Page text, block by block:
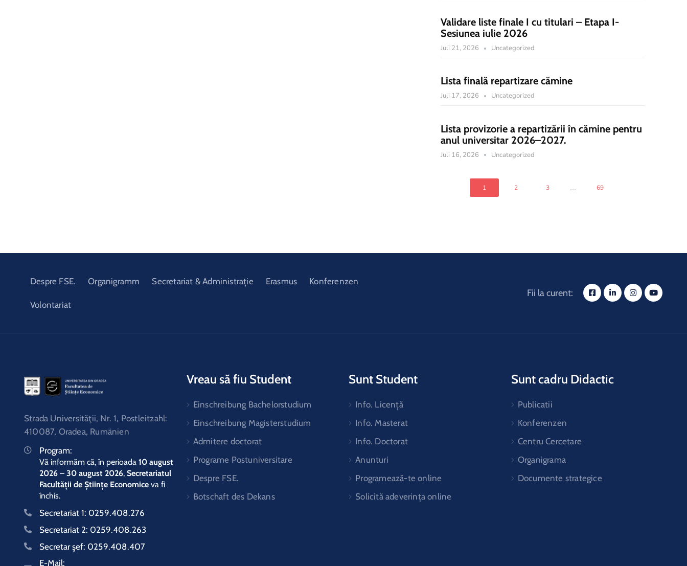
Validare liste finale I cu titulari – Etapa I-
Sesiunea iulie 2026
Juli 21, 2026 Uncategorized
Lista finală repartizare cămine
Juli 17, 2026 Uncategorized
Lista provizorie a repartizării în cămine pentru
anul universitar 2026–2027.
Juli 16, 2026 Uncategorized
1 2 3 ... 69
Despre FSE. Organigramm Secretariat & Administrație Erasmus Konferenzen
Volontariat
Fii la curent:
Strada Universităţii, Nr. 1, Postleitzahl:
410087, Oradea, Rumänien
Program:
Vă informăm că, în perioada 10 august
2026 – 30 august 2026, Secretariatul
Facultății de Științe Economice va fi
închis.
Secretariat 1: 0259.408.276
Secretariat 2: 0259.408.263
Secretar şef: 0259.408.407
E-Mail:
Vreau să fiu Student
Einschreibung Bachelorstudium
Einschreibung Magisterstudium
Admitere doctorat
Programe Postuniversitare
Despre FSE.
Botschaft des Dekans
Sunt Student
Info. Licență
Info. Masterat
Info. Doctorat
Anunturi
Programează-te online
Solicită adeverința online
Sunt cadru Didactic
Publicatii
Konferenzen
Centru Cercetare
Organigrama
Documente strategice